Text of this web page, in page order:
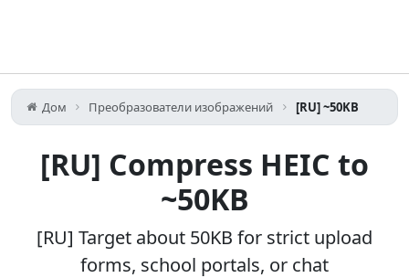
Дом Преобразователи изображений [RU] ~50KB
[RU] Compress HEIC to
~50KB
[RU] Target about 50KB for strict upload
forms, school portals, or chat